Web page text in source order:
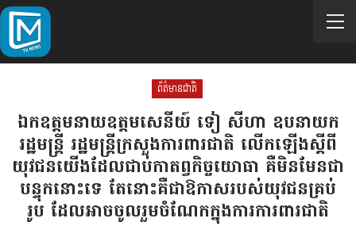
ព័ត៌មានជាតិ
ឯកឧត្តមនាយឧត្តមសេនីយ៍ ទៀ សីហា ឧបនាយក
រដ្ឋមន្ត្រី រដ្ឋមន្ត្រីក្រសួងការពារជាតិ លើកឡើងស្តីពី
យុវជនយើងដែលជាប់កាតព្វកិច្ចយោធា គឺមិនមែនជា
បន្ទុកនោះទេ តែនោះគឺជាឱកាសរបស់យុវជនគ្រប់
រូប ដែលអាចចូលរួមចំណែកក្នុងការការពារជាតិ